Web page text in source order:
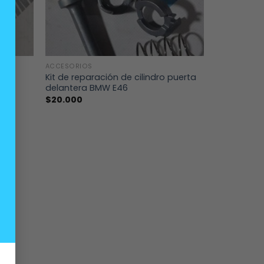
ACCESORIOS
Kit de reparación de cilindro puerta
delantera BMW E46
$20.000